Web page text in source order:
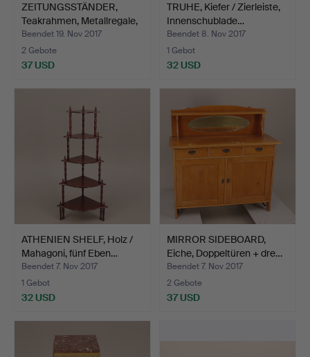
ZEITUNGSSTÄNDER,
Teakrahmen, Metallregale,
…
Beendet 19. Nov 2017
2 Gebote
37 USD
TRUHE, Kiefer / Zierleiste,
Innenschublade…
Beendet 8. Nov 2017
1 Gebot
32 USD
ATHENIEN SHELF, Holz /
Mahagoni, fünf Eben…
Beendet 7. Nov 2017
1 Gebot
32 USD
MIRROR SIDEBOARD,
Eiche, Doppeltüren + dre…
Beendet 7. Nov 2017
2 Gebote
37 USD